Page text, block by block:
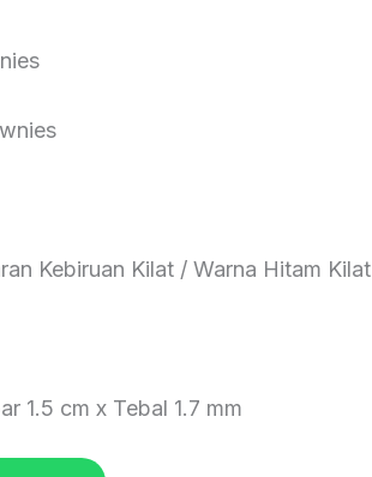
Kebiruan Kilat / Warna Hitam Kilat
1.5 cm x Tebal 1.7 mm